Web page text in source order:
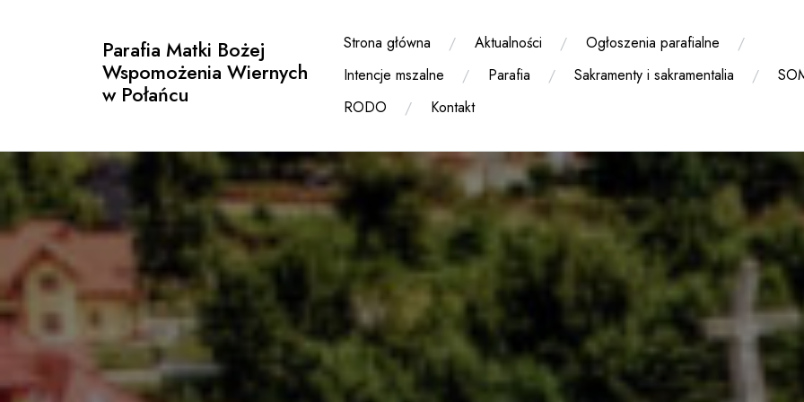
Parafia Matki Bożej
Wspomożenia Wiernych
w Połańcu
Strona główna Aktualności
Ogłoszenia parafialne
Intencje mszalne
Parafia Sakramenty i sakramentalia
RODO
Kontakt